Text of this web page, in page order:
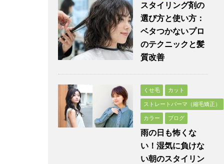
スタイリング剤の
選び方と使い方：
ベタつかないプロ
のテクニックと髪
質改善
くせ毛 カット
ストレートパーマ（縮毛矯正）
カラー ブログ
雨の日も怖くな
い！湿気に負けな
い朝のスタイリン